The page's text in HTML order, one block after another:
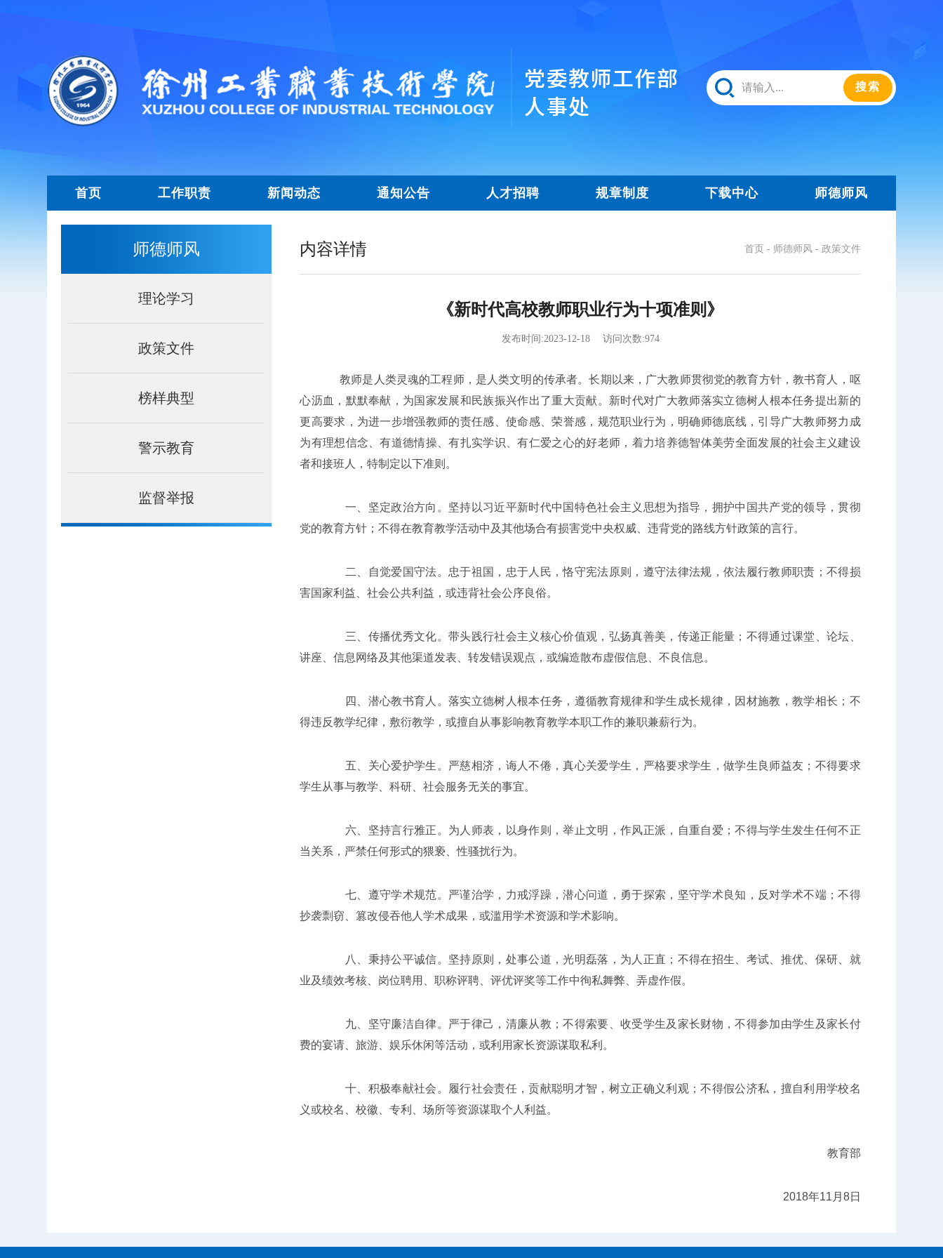
首页 工作职责 新闻动态 通知公告 人才招聘 规章制度 下载中心 师德师风
师德师风
理论学习
政策文件
榜样典型
警示教育
监督举报
内容详情 首页 - 师德师风- 政策文件
《新时代高校教师职业行为十项准则》
发布时间:2023-12-18 访问次数:974
教师是人类灵魂的工程师，是人类文明的传承者。长期以来，广大教师贯彻党的教育方针，教书育人，呕
心沥血，默默奉献，为国家发展和民族振兴作出了重大贡献。新时代对广大教师落实立德树人根本任务提出新的
更高要求，为进一步增强教师的责任感、使命感、荣誉感，规范职业行为，明确师德底线，引导广大教师努力成
为有理想信念、有道德情操、有扎实学识、有仁爱之心的好老师，着力培养德智体美劳全面发展的社会主义建设
者和接班人，特制定以下准则。
一、坚定政治方向。坚持以习近平新时代中国特色社会主义思想为指导，拥护中国共产党的领导，贯彻
党的教育方针；不得在教育教学活动中及其他场合有损害党中央权威、违背党的路线方针政策的言行。
二、自觉爱国守法。忠于祖国，忠于人民，恪守宪法原则，遵守法律法规，依法履行教师职责；不得损
害国家利益、社会公共利益，或违背社会公序良俗。
三、传播优秀文化。带头践行社会主义核心价值观，弘扬真善美，传递正能量；不得通过课堂、论坛、
讲座、信息网络及其他渠道发表、转发错误观点，或编造散布虚假信息、不良信息。
四、潜心教书育人。落实立德树人根本任务，遵循教育规律和学生成长规律，因材施教，教学相长；不
得违反教学纪律，敷衍教学，或擅自从事影响教育教学本职工作的兼职兼薪行为。
五、关心爱护学生。严慈相济，诲人不倦，真心关爱学生，严格要求学生，做学生良师益友；不得要求
学生从事与教学、科研、社会服务无关的事宜。
六、坚持言行雅正。为人师表，以身作则，举止文明，作风正派，自重自爱；不得与学生发生任何不正
当关系，严禁任何形式的猥亵、性骚扰行为。
七、遵守学术规范。严谨治学，力戒浮躁，潜心问道，勇于探索，坚守学术良知，反对学术不端；不得
抄袭剽窃、篡改侵吞他人学术成果，或滥用学术资源和学术影响。
八、秉持公平诚信。坚持原则，处事公道，光明磊落，为人正直；不得在招生、考试、推优、保研、就
业及绩效考核、岗位聘用、职称评聘、评优评奖等工作中徇私舞弊、弄虚作假。
九、坚守廉洁自律。严于律己，清廉从教；不得索要、收受学生及家长财物，不得参加由学生及家长付
费的宴请、旅游、娱乐休闲等活动，或利用家长资源谋取私利。
十、积极奉献社会。履行社会责任，贡献聪明才智，树立正确义利观；不得假公济私，擅自利用学校名
义或校名、校徽、专利、场所等资源谋取个人利益。
教育部
2018年11月8日